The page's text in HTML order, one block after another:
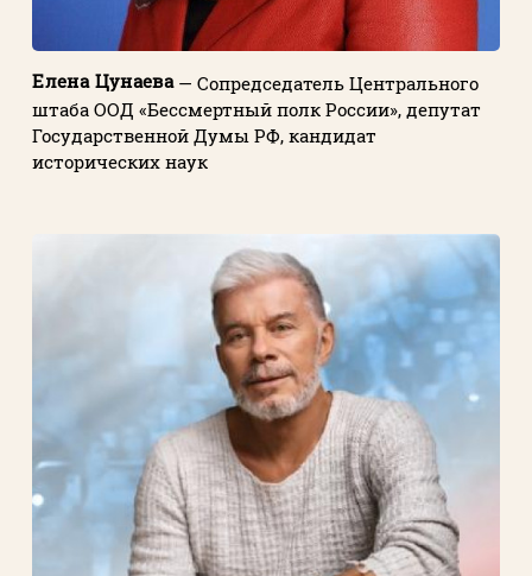
Елена Цунаева— Сопредседатель Центрального
штаба ООД «Бессмертный полк России», депутат
Государственной Думы РФ, кандидат
исторических наук